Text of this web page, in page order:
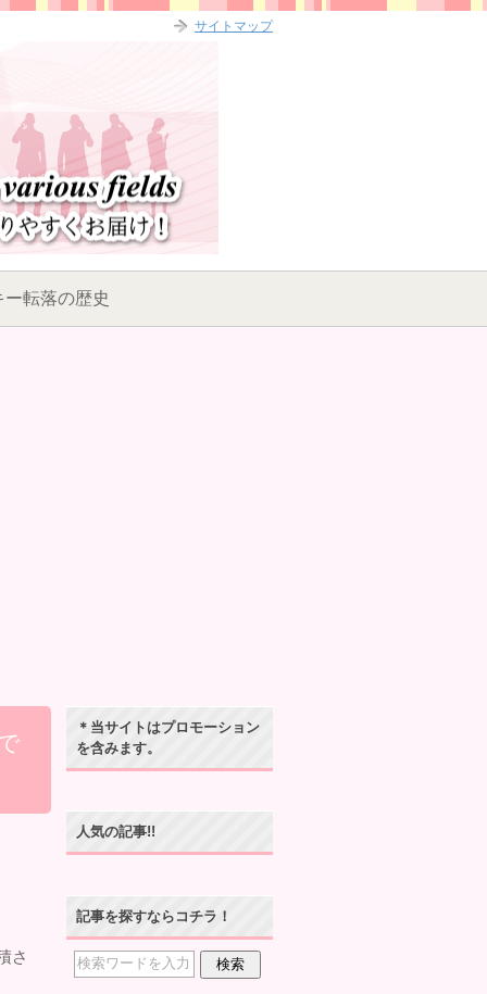
転落の歴史
さ
＊当サイトはプロモーション
を含みます。
人気の記事!!
記事を探すならコチラ！
サイトマップ